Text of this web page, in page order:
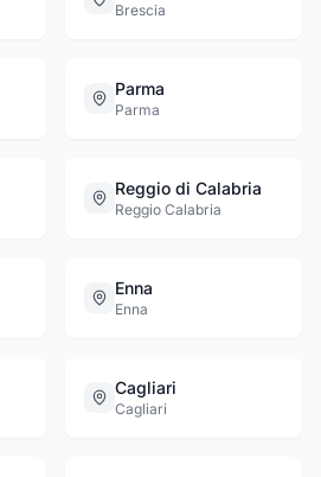
Brescia
Parma
Parma
Reggio di Calabria
Reggio Calabria
Enna
Enna
Cagliari
Cagliari